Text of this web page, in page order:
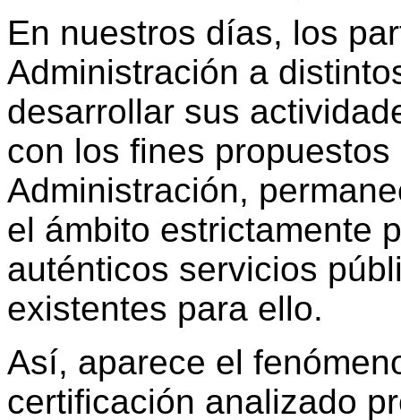
En nuestros días, los
Administración a
desarrollar sus
con los fines
Administración,
el ámbito estrictamente
auténticos servicios
existentes para ello.
Así, aparece el
certificación analizado